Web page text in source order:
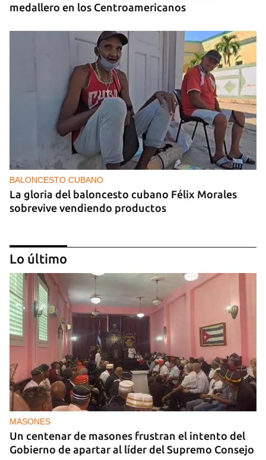
medallero en los Centroamericanos
BALONCESTO CUBANO
La gloria del baloncesto cubano Félix Morales
sobrevive vendiendo productos
DEPORTES
El cubano Wilfredo León, campeón con Polonia
en la Liga de Naciones de Voleibol 2026
Lo último
MASONES
Un centenar de masones frustran el intento del
Gobierno de apartar al líder del Supremo Consejo